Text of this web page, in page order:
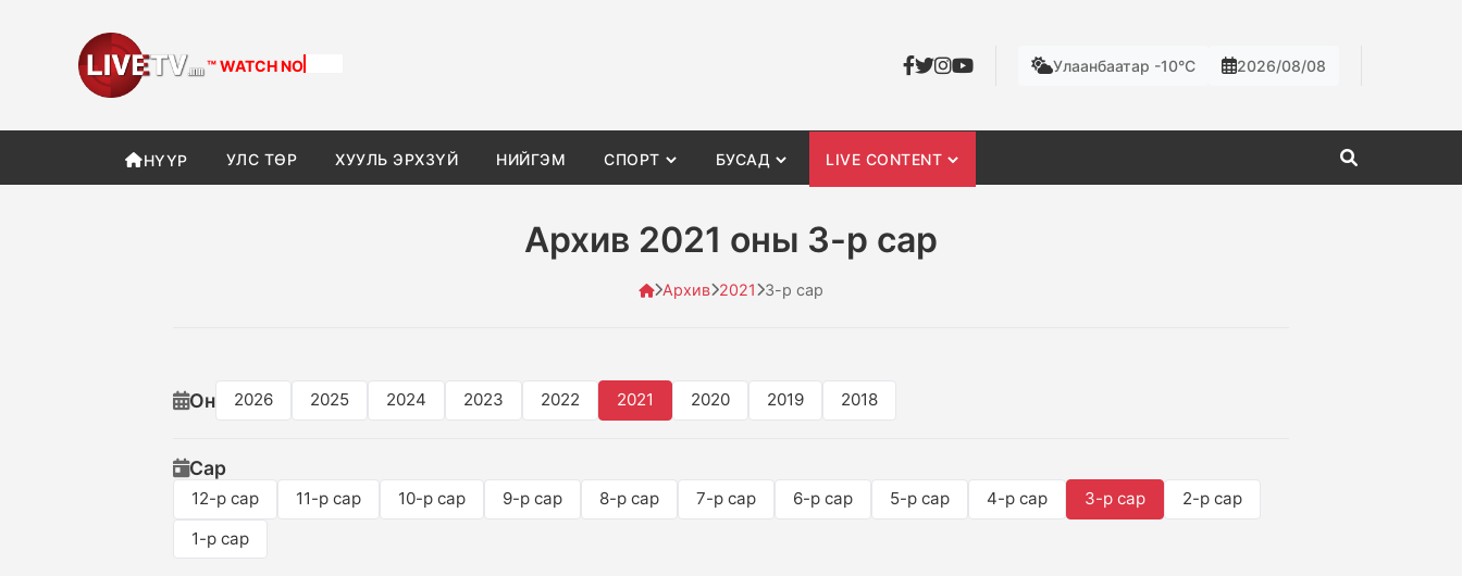
™ WATCH NOW Улаанбаатар -10°C 2026/08/08
НҮҮР УЛС ТӨР ХУУЛЬ ЭРХЗҮЙ НИЙГЭМ СПОРТ БУСАД LIVE CONTENT
Архив 2021 оны 3-р сар
Архив 2021 3-р сар
Он 2026 2025 2024 2023 2022 2021 2020 2019 2018
Сар
12-р сар 11-р сар 10-р сар 9-р сар 8-р сар 7-р сар 6-р сар 5-р сар 4-р сар 3-р сар
2-р сар
1-р сар